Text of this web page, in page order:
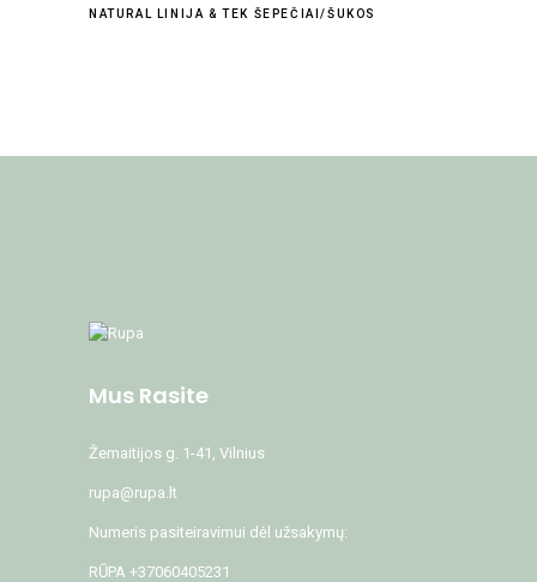
NATURAL LINIJA &TEK ŠEPEČIAI/ŠUKOS
Mus Rasite
Žemaitijos g. 1-41, Vilnius
rupa@rupa.lt
Numeris pasiteiravimui dėl užsakymų:
RŪPA +37060405231